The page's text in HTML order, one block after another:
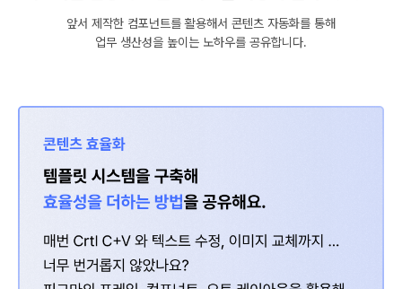
앞서 제작한 컴포넌트를 활용해서 콘텐츠 자동화를 통해
업무 생산성을 높이는 노하우를 공유합니다.